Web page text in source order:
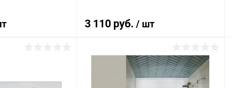
3 110 руб. / шт
В корзину